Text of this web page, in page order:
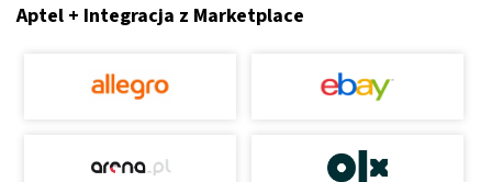
Aptel + Integracja z Marketplace